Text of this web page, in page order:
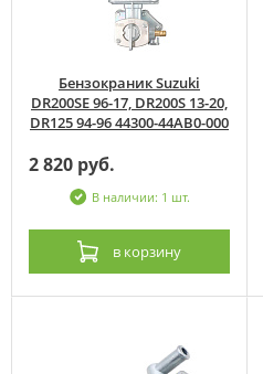
Бензокраник Suzuki
DR200SE 96-17, DR200S 13-20,
DR125 94-96 44300-44AB0-000
2 820 руб.
В наличии: 1 шт.
в корзину